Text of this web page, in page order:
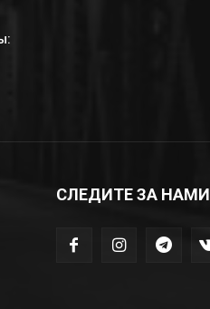
СЛЕДИТЕ ЗА НАМИ